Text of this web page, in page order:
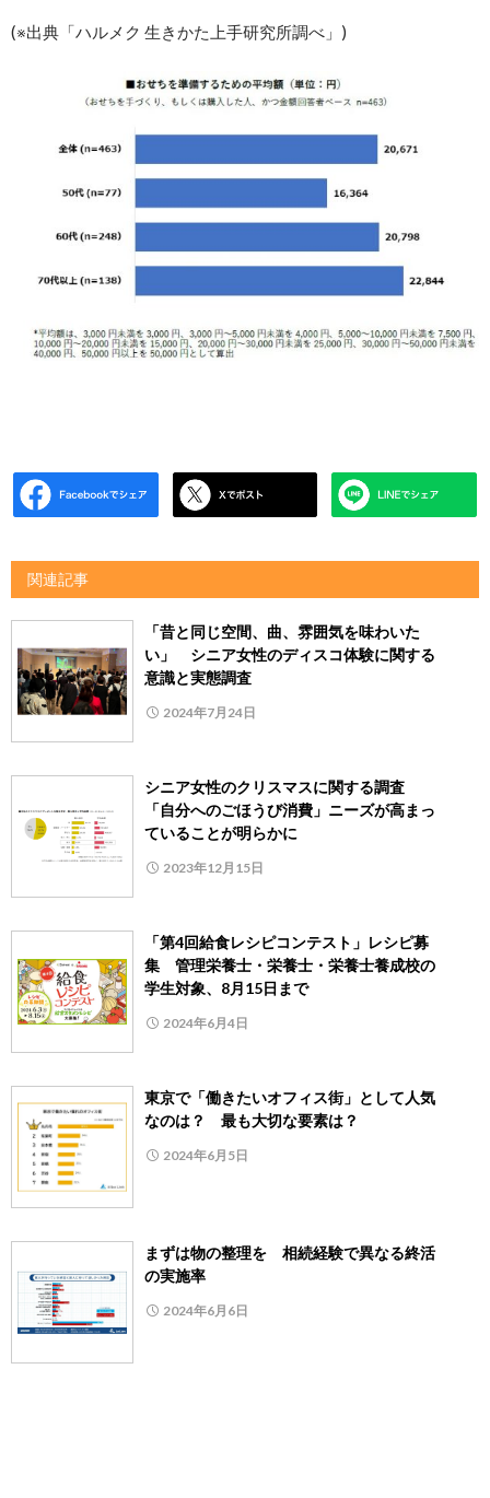
(※出典「ハルメク 生きかた上手研究所調べ」)
関連記事
「昔と同じ空間、曲、雰囲気を味わいた
い」 シニア女性のディスコ体験に関する
意識と実態調査
2024年7月24日
シニア女性のクリスマスに関する調査
「自分へのごほうび消費」ニーズが高まっ
ていることが明らかに
2023年12月15日
「第4回給食レシピコンテスト」レシピ募
集 管理栄養士・栄養士・栄養士養成校の
学生対象、8月15日まで
2024年6月4日
東京で「働きたいオフィス街」として人気
なのは？ 最も大切な要素は？
2024年6月5日
まずは物の整理を 相続経験で異なる終活
の実施率
2024年6月6日